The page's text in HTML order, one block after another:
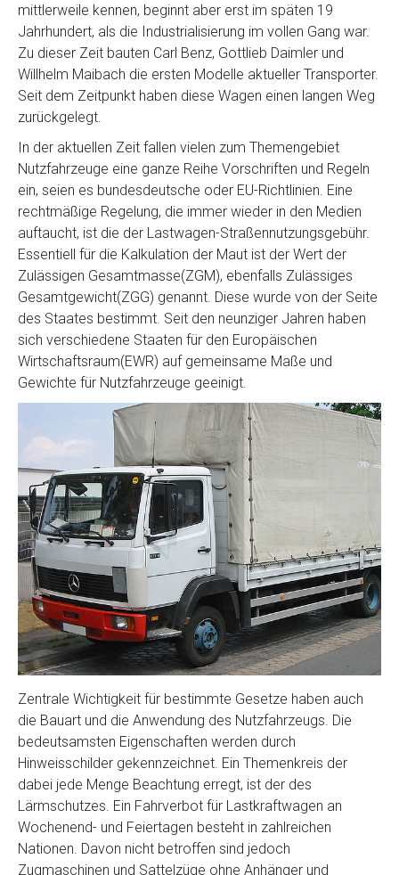
mittlerweile kennen, beginnt aber erst im späten 19
Jahrhundert, als die Industrialisierung im vollen Gang war.
Zu dieser Zeit bauten Carl Benz, Gottlieb Daimler und
Willhelm Maibach die ersten Modelle aktueller Transporter.
Seit dem Zeitpunkt haben diese Wagen einen langen Weg
zurückgelegt.
In der aktuellen Zeit fallen vielen zum Themengebiet
Nutzfahrzeuge eine ganze Reihe Vorschriften und Regeln
ein, seien es bundesdeutsche oder EU-Richtlinien. Eine
rechtmäßige Regelung, die immer wieder in den Medien
auftaucht, ist die der Lastwagen-Straßennutzungsgebühr.
Essentiell für die Kalkulation der Maut ist der Wert der
Zulässigen Gesamtmasse(ZGM), ebenfalls Zulässiges
Gesamtgewicht(ZGG) genannt. Diese wurde von der Seite
des Staates bestimmt. Seit den neunziger Jahren haben
sich verschiedene Staaten für den Europäischen
Wirtschaftsraum(EWR) auf gemeinsame Maße und
Gewichte für Nutzfahrzeuge geeinigt.
Zentrale Wichtigkeit für bestimmte Gesetze haben auch
die Bauart und die Anwendung des Nutzfahrzeugs. Die
bedeutsamsten Eigenschaften werden durch
Hinweisschilder gekennzeichnet. Ein Themenkreis der
dabei jede Menge Beachtung erregt, ist der des
Lärmschutzes. Ein Fahrverbot für Lastkraftwagen an
Wochenend- und Feiertagen besteht in zahlreichen
Nationen. Davon nicht betroffen sind jedoch
Zugmaschinen und Sattelzüge ohne Anhänger und